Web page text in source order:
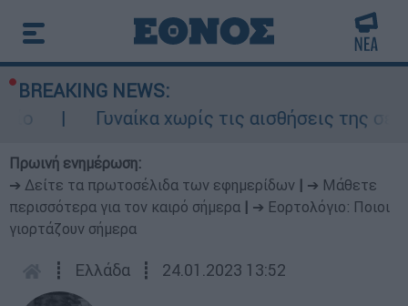
BREAKING NEWS:
Γυναίκα χωρίς τις αισθήσεις της σε
Πρωινή ενημέρωση:
➔ Δείτε τα πρωτοσέλιδα των εφημερίδων
➔ Μάθετε
περισσότερα για τον καιρό σήμερα
➔ Εορτολόγιο: Ποιοι
γιορτάζουν σήμερα
┋ Ελλάδα ┋ 24.01.2023 13:52